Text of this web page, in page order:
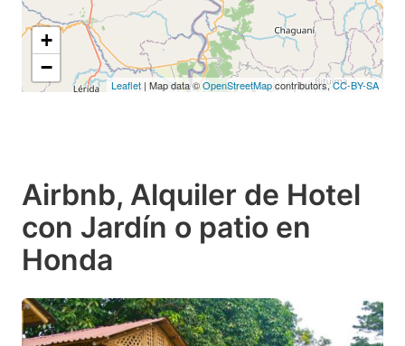
+
−
Leaflet | Map data ©OpenStreetMapcontributors,CC-BY-SA
Airbnb, Alquiler de Hotel
con Jardín o patio en
Honda